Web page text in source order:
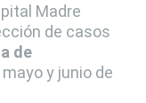
Madre
de casos
de
y junio de